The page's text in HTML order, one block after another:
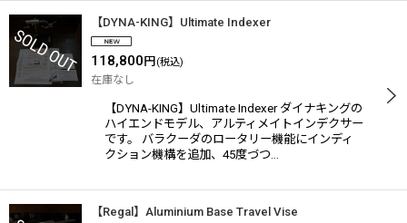
【DYNA-KING】Ultimate Indexer
118,800 円 (税込)
在庫なし
【DYNA-KING】Ultimate Indexer ダイナキングの
ハイエンドモデル、アルティメイトインデクサー
です。 バラクーダのロータリー機能にインディ
クション機構を追加、45度づつ…
【Regal】Aluminium Base Travel Vise